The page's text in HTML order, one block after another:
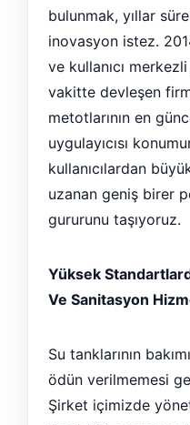
bulunmak, yıllar
inovasyon istez.
ve kullanıcı
vakitte devleşen
metotlarının en
uygulayıcısı
kullanıcılardan
uzanan geniş birer
gururunu taşıyoruz.
Yüksek
Ve Sanitasyon
Su tanklarının
ödün verilmemesi
Şirket içimizde